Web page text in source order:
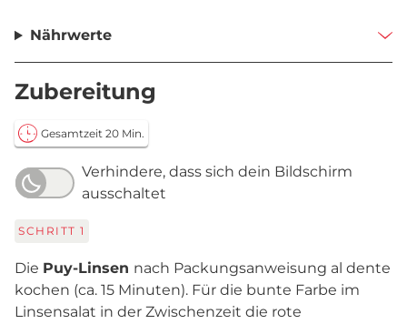
Nährwerte
Zubereitung
Gesamtzeit 20 Min.
Verhindere, dass sich dein Bildschirm
ausschaltet
SCHRITT 1
Die Puy-Linsen nach Packungsanweisung al dente
kochen (ca. 15 Minuten). Für die bunte Farbe im
Linsensalat in der Zwischenzeit die rote